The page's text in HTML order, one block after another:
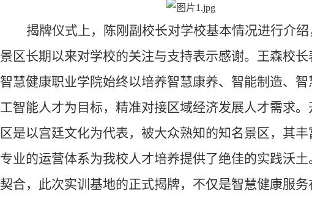
揭牌仪式上，陈刚副校长对学校基本情况进行介
景区长期以来对学校的关注与支持表示感谢。王森校长
智慧健康职业学院始终以培养智慧康养、智能制造、智
工智能人才为目标，精准对接区域经济发展人才需求。
区是以宫廷文化为代表，被大众熟知的知名景区，其丰
专业的运营体系为我校人才培养提供了绝佳的实践沃土
契合，此次实训基地的正式揭牌，不仅是智慧健康服务